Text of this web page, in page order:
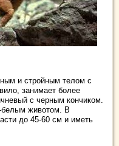
и стройным телом с
занимает более
с черным кончиком.
белым животом. В
до 45-60 см и иметь